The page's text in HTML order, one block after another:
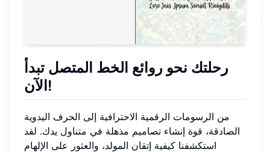
رحلتك نحو روائع الخط المتصل تبدأ
الآن!
من الرسومات الرقمية الاحترافية إلى الحرف اليدوية
الصادقة، قوة إنشاء تصاميم مذهلة في متناول يدك. لقد
استكشفنا كيفية إتقان المولد، والعثور على الإلهام